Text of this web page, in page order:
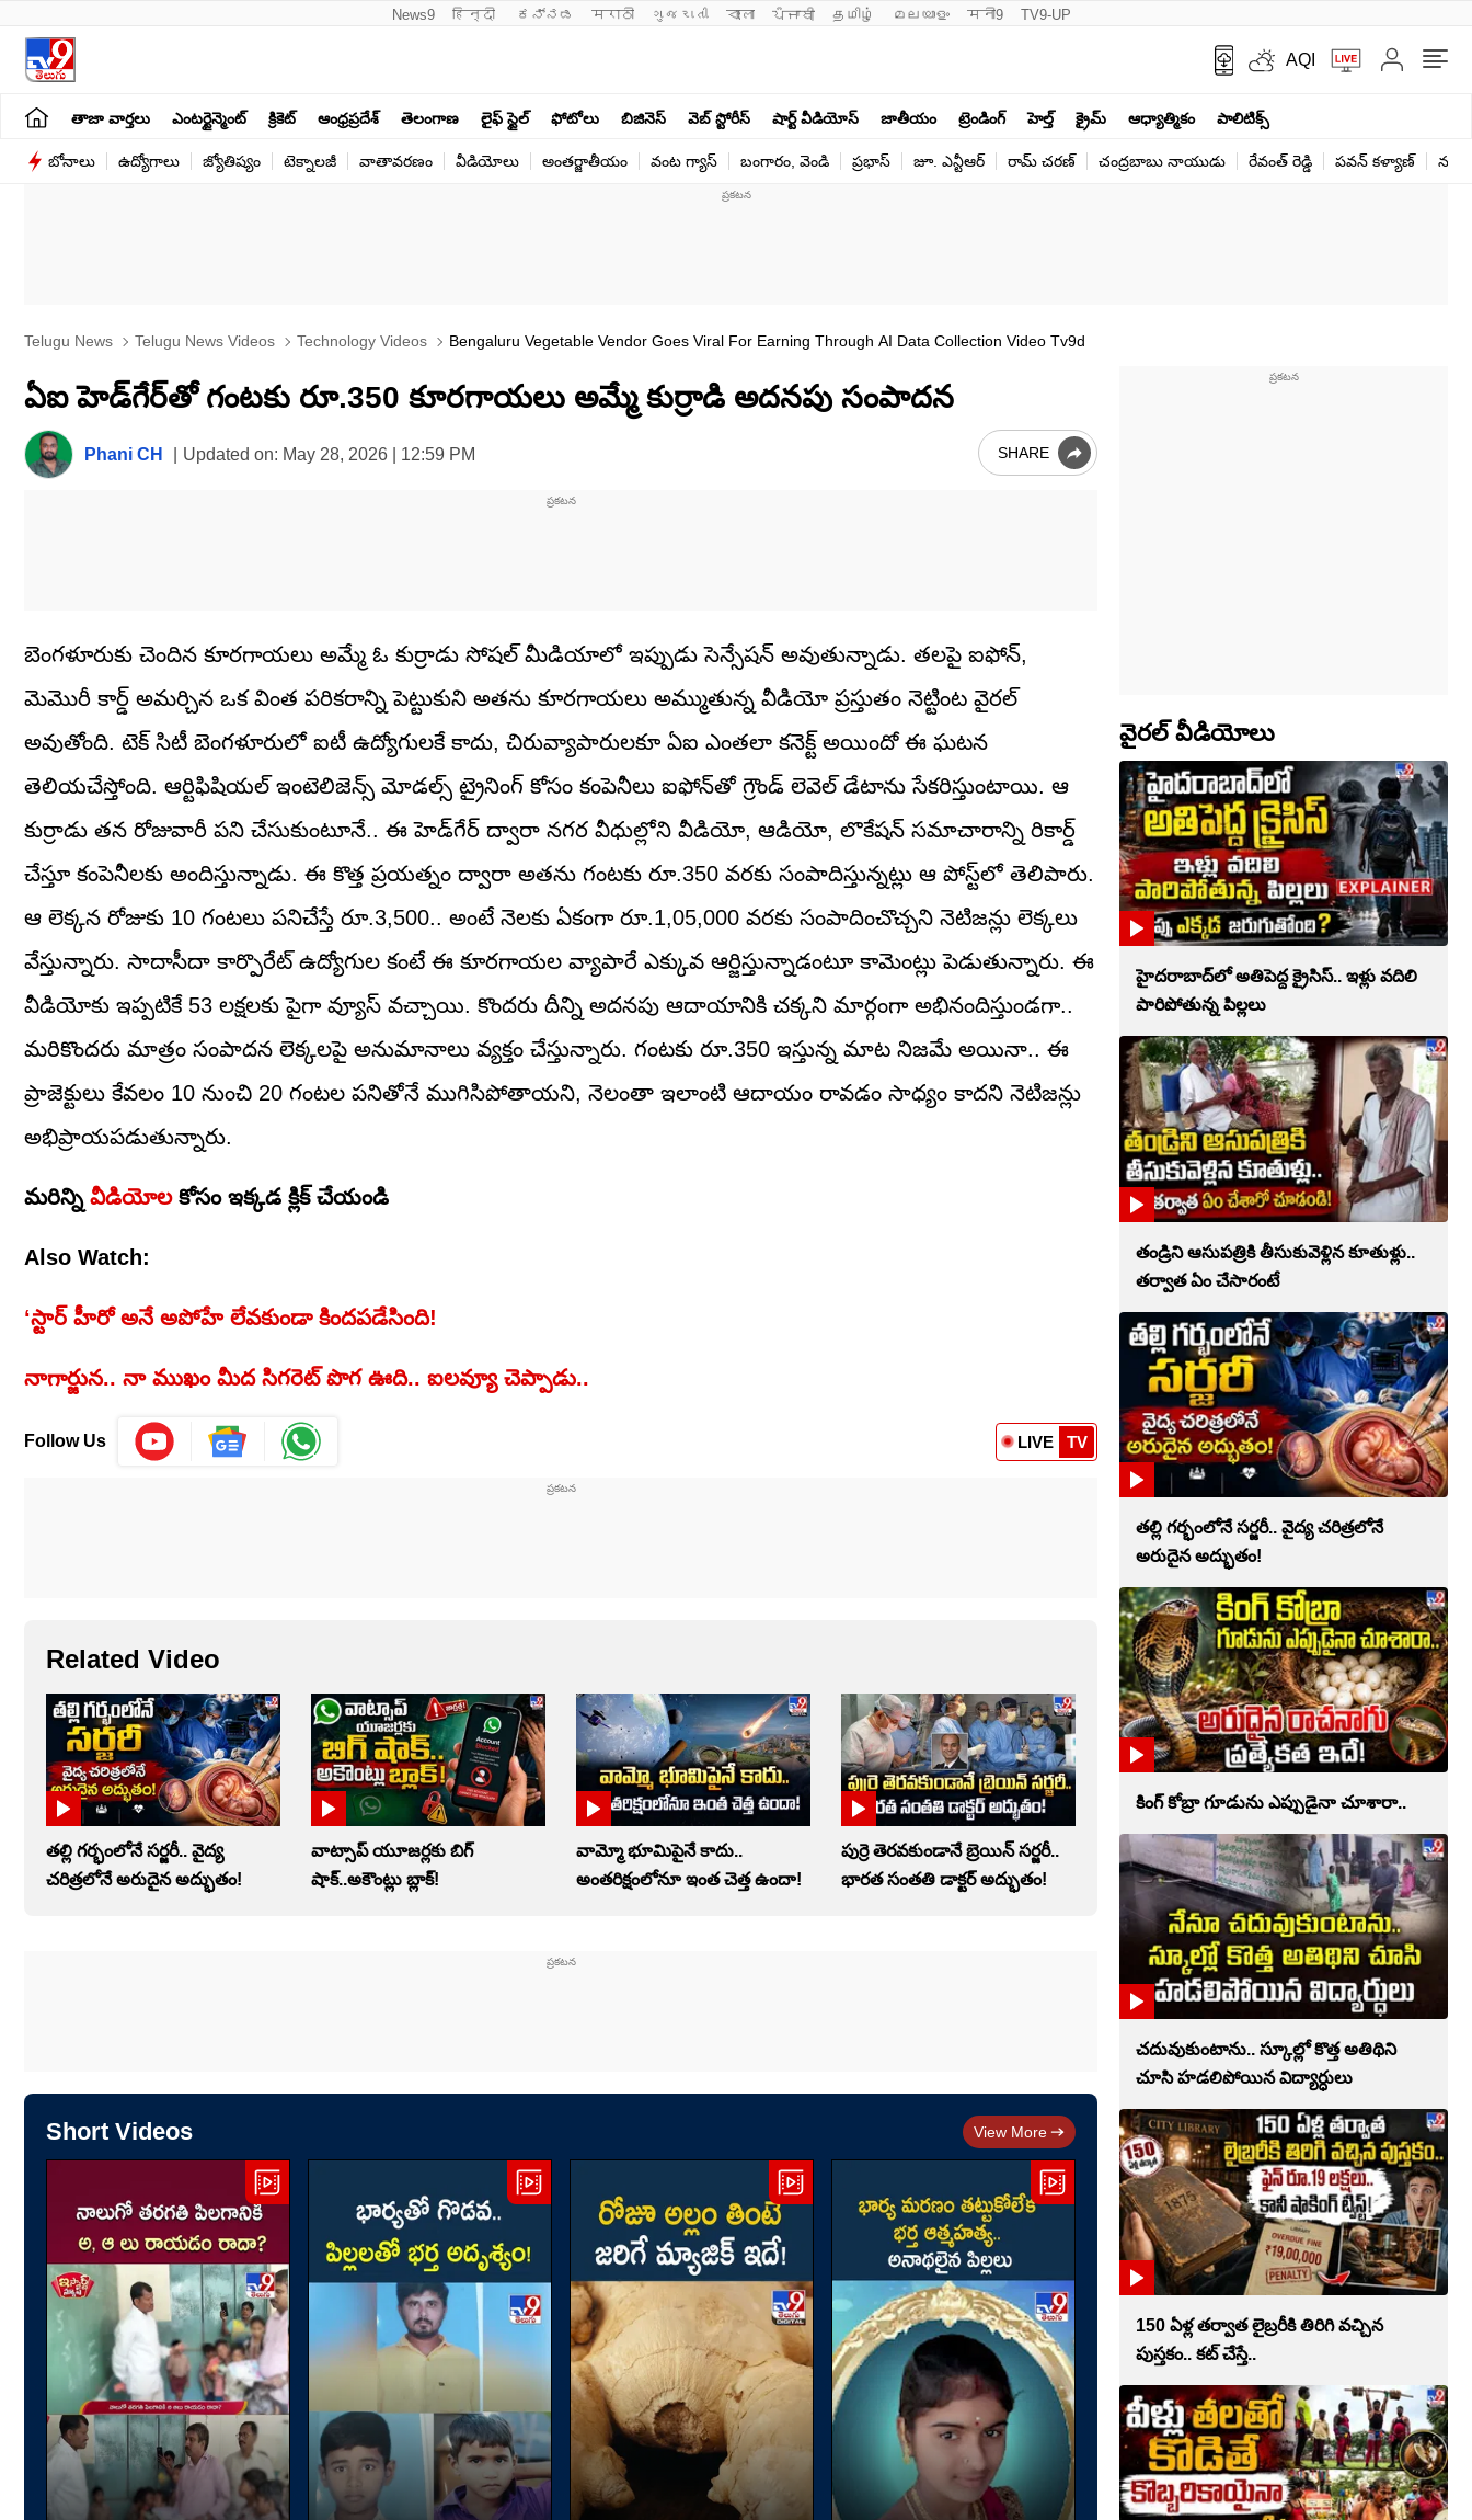
News9 हिन्दी ಕನ್ನಡ मराठी ગુજરાતી বাংলা ਪੰਜਾਬੀ தமிழ் മലയാളം मनी9 TV9-UP
AQI
తాజా వార్తలు ఎంటర్టైన్మెంట్ క్రికెట్ ఆంధ్రప్రదేశ్ తెలంగాణ లైఫ్ స్టైల్ ఫోటోలు బిజినెస్ వెబ్ స్టోరీస్ షార్ట్ వీడియోస్ జాతీయం ట్రెండింగ్ హెల్త్‌ క్రైమ్ ఆధ్యాత్మికం పాలిటిక్స్‌
బోనాలు ఉద్యోగాలు జ్యోతిష్యం టెక్నాలజీ వాతావరణం వీడియోలు అంతర్జాతీయం వంట గ్యాస్ బంగారం, వెండి ప్రభాస్ జూ. ఎన్టీఆర్ రామ్ చ‌ర‌ణ్‌ చంద్రబాబు నాయుడు రేవంత్ రెడ్డి పవన్ కళ్యాణ్
Telugu News Telugu News Videos Technology Videos Bengaluru Vegetable Vendor Goes Viral For Earning Through AI Data Collection Video Tv9d
ఏఐ హెడ్‌గేర్‌తో గంటకు రూ.350 కూరగాయలు అమ్మే కుర్రాడి అదనపు సంపాదన
Phani CH Updated on: May 28, 2026 | 12:59 PM SHARE
బెంగళూరుకు చెందిన కూరగాయలు అమ్మే ఓ కుర్రాడు సోషల్ మీడియాలో ఇప్పుడు సెన్సేషన్ అవుతున్నాడు. తలపై ఐఫోన్,
మెమొరీ కార్డ్ అమర్చిన ఒక వింత పరికరాన్ని పెట్టుకుని అతను కూరగాయలు అమ్ముతున్న వీడియో ప్రస్తుతం నెట్టింట వైరల్
అవుతోంది. టెక్ సిటీ బెంగళూరులో ఐటీ ఉద్యోగులకే కాదు, చిరువ్యాపారులకూ ఏఐ ఎంతలా కనెక్ట్ అయిందో ఈ ఘటన
తెలియచేస్తోంది. ఆర్టిఫిషియల్ ఇంటెలిజెన్స్ మోడల్స్ ట్రైనింగ్ కోసం కంపెనీలు ఐఫోన్‌తో గ్రౌండ్ లెవెల్ డేటాను సేకరిస్తుంటాయి. ఆ
కుర్రాడు తన రోజువారీ పని చేసుకుంటూనే.. ఈ హెడ్‌గేర్ ద్వారా నగర వీధుల్లోని వీడియో, ఆడియో, లొకేషన్ సమాచారాన్ని రికార్డ్
చేస్తూ కంపెనీలకు అందిస్తున్నాడు. ఈ కొత్త ప్రయత్నం ద్వారా అతను గంటకు రూ.350 వరకు సంపాదిస్తున్నట్లు ఆ పోస్ట్‌లో తెలిపారు.
ఆ లెక్కన రోజుకు 10 గంటలు పనిచేస్తే రూ.3,500.. అంటే నెలకు ఏకంగా రూ.1,05,000 వరకు సంపాదించొచ్చని నెటిజన్లు లెక్కలు
వేస్తున్నారు. సాదాసీదా కార్పొరేట్ ఉద్యోగుల కంటే ఈ కూరగాయల వ్యాపారే ఎక్కువ ఆర్జిస్తున్నాడంటూ కామెంట్లు పెడుతున్నారు. ఈ
వీడియోకు ఇప్పటికే 53 లక్షలకు పైగా వ్యూస్ వచ్చాయి. కొందరు దీన్ని అదనపు ఆదాయానికి చక్కని మార్గంగా అభినందిస్తుండగా..
మరికొందరు మాత్రం సంపాదన లెక్కలపై అనుమానాలు వ్యక్తం చేస్తున్నారు. గంటకు రూ.350 ఇస్తున్న మాట నిజమే అయినా.. ఈ
ప్రాజెక్టులు కేవలం 10 నుంచి 20 గంటల పనితోనే ముగిసిపోతాయని, నెలంతా ఇలాంటి ఆదాయం రావడం సాధ్యం కాదని నెటిజన్లు
అభిప్రాయపడుతున్నారు.
మరిన్ని వీడియోలకోసం ఇక్కడ క్లిక్ చేయండి
Also Watch:
‘స్టార్ హీరో అనే అపోహే లేవకుండా కిందపడేసింది!
నాగార్జున.. నా ముఖం మీద సిగరెట్ పొగ ఊది.. ఐలవ్యూ చెప్పాడు..
Follow Us LIVE TV
Related Video
తల్లి గర్భంలోనే సర్జరీ.. వైద్య
చరిత్రలోనే అరుదైన అద్భుతం!
వాట్సాప్‌ యూజర్లకు బిగ్
షాక్..అకౌంట్లు బ్లాక్!
వామ్మో భూమిపైనే కాదు..
అంతరిక్షంలోనూ ఇంత చెత్త ఉందా!
పుర్రె తెరవకుండానే బ్రెయిన్ సర్జరీ..
భారత సంతతి డాక్టర్ అద్భుతం!
Short Videos View More
వైరల్ వీడియోలు
హైదరాబాద్‌లో అతిపెద్ద క్రైసిస్.. ఇళ్లు వదిలి
పారిపోతున్న పిల్లలు
తండ్రిని ఆసుపత్రికి తీసుకువెళ్లిన కూతుళ్లు..
తర్వాత ఏం చేసారంటే
తల్లి గర్భంలోనే సర్జరీ.. వైద్య చరిత్రలోనే
అరుదైన అద్భుతం!
కింగ్ కోబ్రా గూడును ఎప్పుడైనా చూశారా..
చదువుకుంటాను.. స్కూల్లో కొత్త అతిథిని
చూసి హడలిపోయిన విద్యార్ధులు
150 ఏళ్ల తర్వాత లైబ్రరీకి తిరిగి వచ్చిన
పుస్తకం.. కట్ చేస్తే..